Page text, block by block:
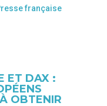
française
ET DAX :
OBTENIR